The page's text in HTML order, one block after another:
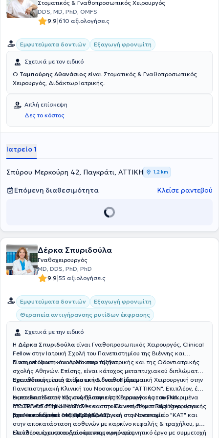
Στοματικός & Γναθοπροσωπικός Χειρουργός
DDS, MD, PhD, OMFS
9.9|610 αξιολογήσεις
Εμφυτεύματα δοντιών Εξαγωγή φρονιμίτη
Σχετικά με τον ειδικό
Ο Ταμπούρης Αθανάσιος είναι Στοματικός & Γναθοπροσωπικός
Χειρουργός, Διδάκτωρ Ιατρικής.
Απλή επίσκεψη
Δες το κόστος
Ιατρείο 1
Σπύρου Μερκούρη 42, Παγκράτι, ΑΤΤΙΚΗ 1,2 km
Επόμενη διαθεσιμότητα Κλείσε ραντεβού
Δέρκα Σπυριδούλα
Γναθοχειρουργός
MD, DDS, PhD, PhD
9.9|55 αξιολογήσεις
Εμφυτεύματα δοντιών
Εξαγωγή φρονιμίτη
Θεραπεία αντιγήρανσης ρυτίδων έκφρασης
Σχετικά με την ειδικό
Η Δέρκα Σπυριδούλα είναι Γναθοπροσωπικός Χειρουργός, Clinical
Fellow στην Ιατρική Σχολή του Πανεπιστημίου της Βιέννης και
διατηρεί ιδιωτικό ιατρείο στην Αθήνα.
Είναι απόφοιτη και Διδάκτωρ της Ιατρικής και της Οδοντιατρικής
σχολής Αθηνών. Επίσης, είναι κάτοχος μεταπτυχιακού διπλώματος
Προσθετικής, από το ίδιο εκπαιδευτικό ίδρυμα.
Έχει ειδικευτεί στη Στοματική & ΓναθοΠροσωπική Χειρουργική στην
Πανεπιστημιακή Κλινική του Νοσοκομείου "ΑΤΤΙΚΟΝ". Επιπλέον, έχει
εκπαιδευτεί στην Κλινική Πλαστικής Χειρουργικής του ΓΝΑ
"ΓΕΩΡΓΙΟΣ ΓΕΝΝΗΜΑΤΑΣ" και στην Κλινική Πλαστικής Χειρουργικής
του Νοσοκομείου "ΑΓΙΟΣ ΣΑΒΒΑΣ".
Η μετεκπαίδευσή της συνεχίστηκε στη Γερμανία και συγκεκριμένα
στο Πανεπιστήμιο Hannover και στο Πανεπιστήμιο Tübingen, όπου
μετεκπαιδεύτηκε στα εμφυτεύματα και στην ανατομία.
Έχει εκπαιδευτεί στη μικροχειρουργική στο Νοσοκομείο "ΚΑΤ" και
στην αποκατάσταση ασθενών με καρκίνο κεφαλής & τραχήλου, με
ελεύθερους μικροαγγειούμενους κρημνούς.
Επιπλέον, έχει σπουδαίο επιστημονικό ερευνητικό έργο με συμμετοχή